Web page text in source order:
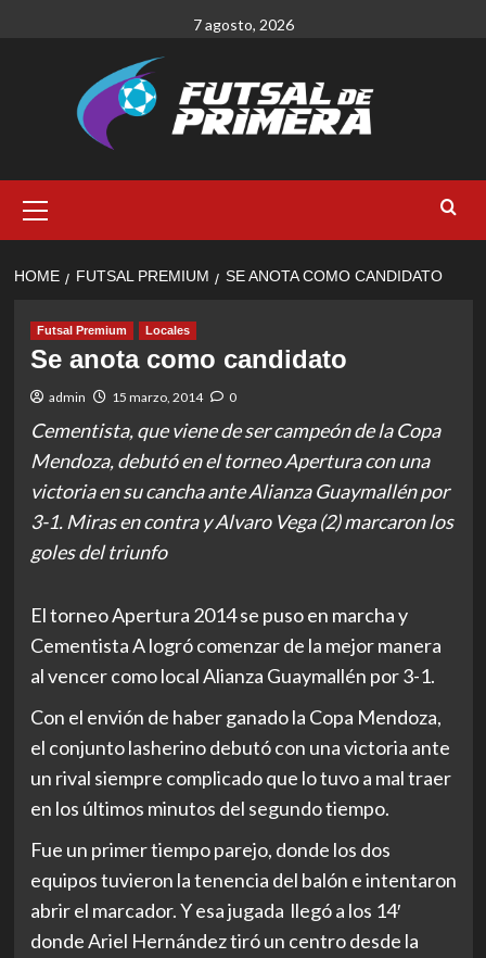
7 agosto, 2026
Menu
HOME FUTSAL PREMIUM SE ANOTA COMO CANDIDATO
Futsal Premium Locales
Se anota como candidato
admin 15 marzo, 2014 0
Cementista, que viene de ser campeón de la Copa
Mendoza, debutó en el torneo Apertura con una
victoria en su cancha ante Alianza Guaymallén por
3-1. Miras en contra y Alvaro Vega (2) marcaron los
goles del triunfo
El torneo Apertura 2014 se puso en marcha y
Cementista A logró comenzar de la mejor manera
al vencer como local Alianza Guaymallén por 3-1.
Con el envión de haber ganado la Copa Mendoza,
el conjunto lasherino debutó con una victoria ante
un rival siempre complicado que lo tuvo a mal traer
en los últimos minutos del segundo tiempo.
Fue un primer tiempo parejo, donde los dos
equipos tuvieron la tenencia del balón e intentaron
abrir el marcador. Y esa jugada llegó a los 14′
donde Ariel Hernández tiró un centro desde la